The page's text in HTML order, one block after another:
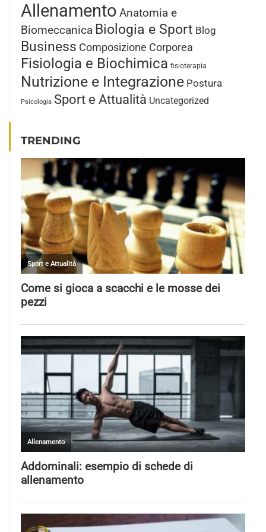
Allenamento Anatomia e
Biomeccanica Biologia e Sport Blog
Business Composizione Corporea
Fisiologia e Biochimica fisioterapia
Nutrizione e Integrazione Postura
Psicologia Sport e Attualità Uncategorized
TRENDING